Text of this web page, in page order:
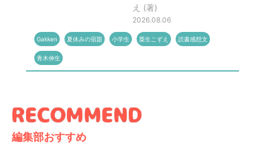
え (著)
2026.08.06
Gakken 夏休みの宿題 小学生 粟生こずえ 読書感想文
青木伸生
編集部おすすめ